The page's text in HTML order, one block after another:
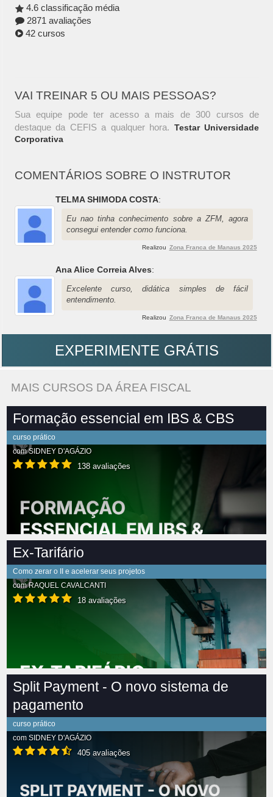
4.6 classificação média
2871 avaliações
42 cursos
VAI TREINAR 5 OU MAIS PESSOAS?
Sua equipe pode ter acesso a mais de 300 cursos de
destaque da CEFIS a qualquer hora. Testar Universidade
Corporativa
COMENTÁRIOS SOBRE O INSTRUTOR
TELMA SHIMODA COSTA:
Eu nao tinha conhecimento sobre a ZFM, agora
consegui entender como funciona.
Realizou Zona Franca de Manaus 2025
Ana Alice Correia Alves:
Excelente curso, didática simples de fácil
entendimento.
Realizou Zona Franca de Manaus 2025
EXPERIMENTE GRÁTIS
MAIS CURSOS DA ÁREA FISCAL
Formação essencial em IBS & CBS
curso prático
comSIDNEY D'AGÁZIO
138 avaliações
Ex-Tarifário
Como zerar o II e acelerar seus projetos
comRAQUEL CAVALCANTI
18 avaliações
Split Payment - O novo sistema de
pagamento
curso prático
com SIDNEY D'AGÁZIO
405 avaliações